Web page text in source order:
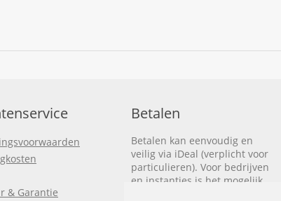
& Garantie
Betalen
Betalen kan eenvoudig en
veilig via iDeal (verplicht voor
particulieren). Voor bedrijven
en instanties is het mogelijk